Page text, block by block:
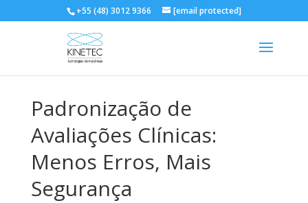
+55 (48) 3012 9366 [email protected]
Padronização de
Avaliações Clínicas:
Menos Erros, Mais
Segurança